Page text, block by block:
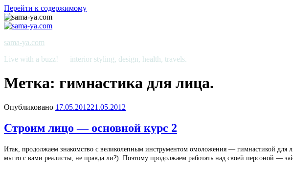
Перейти к содержимому
sama-ya.com
Live with a buzz! — interior styling, design, health, travels.
Метка: гимнастика для лица.
Опубликовано 17.05.201221.05.2012
Строим лицо — основной курс 2
Итак, продолжаем знакомство с великолепным инструментом омоложения — гимнастикой
мы то с вами реалисты, не правда ли?). Поэтому продолжаем работать над своей персоной —